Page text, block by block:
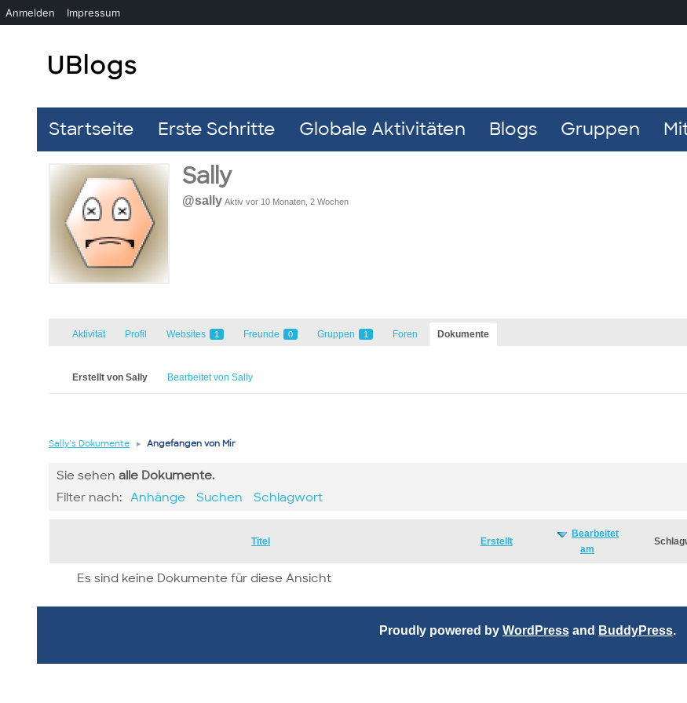
Startseite Erste Schritte Globale Aktivitäten Blogs Gruppen
Sally
@sally Aktiv vor 10 Monaten, 2 Wochen
Aktivität Profil Websites 1 Freunde 0 Gruppen 1 Foren Dokumente
Erstellt von Sally Bearbeitet von Sally
Sally’s Dokumente ▸ Angefangen von Mir
Sie sehen alle Dokumente.
Filter nach: Anhänge Suchen Schlagwort
Titel Erstellt
Bearbeitet
am
Es sind keine Dokumente für diese Ansicht
Proudly powered by WordPress and BuddyPress.
Anmelden Impressum